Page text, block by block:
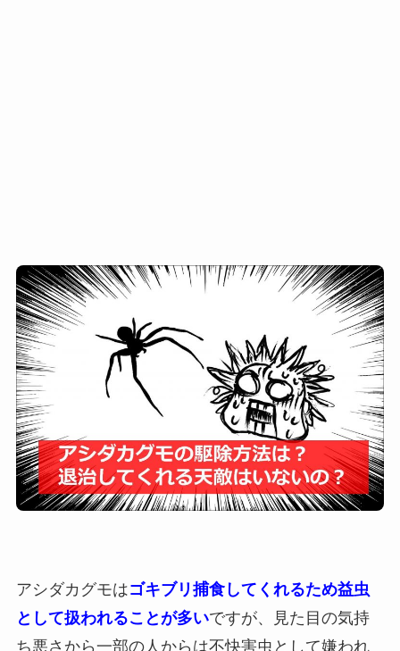
アシダカグモはゴキブリ捕食してくれるため益虫
として扱われることが多いですが、見た目の気持
ち悪さから一部の人からは不快害虫として嫌われ